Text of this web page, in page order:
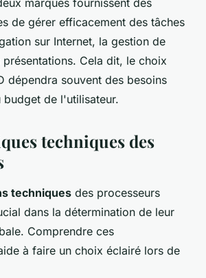
marques fournissent des
de gérer efficacement des tâches
sur Internet, la gestion de
Cela dit, le choix
dépendra souvent des besoins
de l'utilisateur.
techniques des
techniques des processeurs
dans la détermination de leur
Comprendre ces
à faire un choix éclairé lors de